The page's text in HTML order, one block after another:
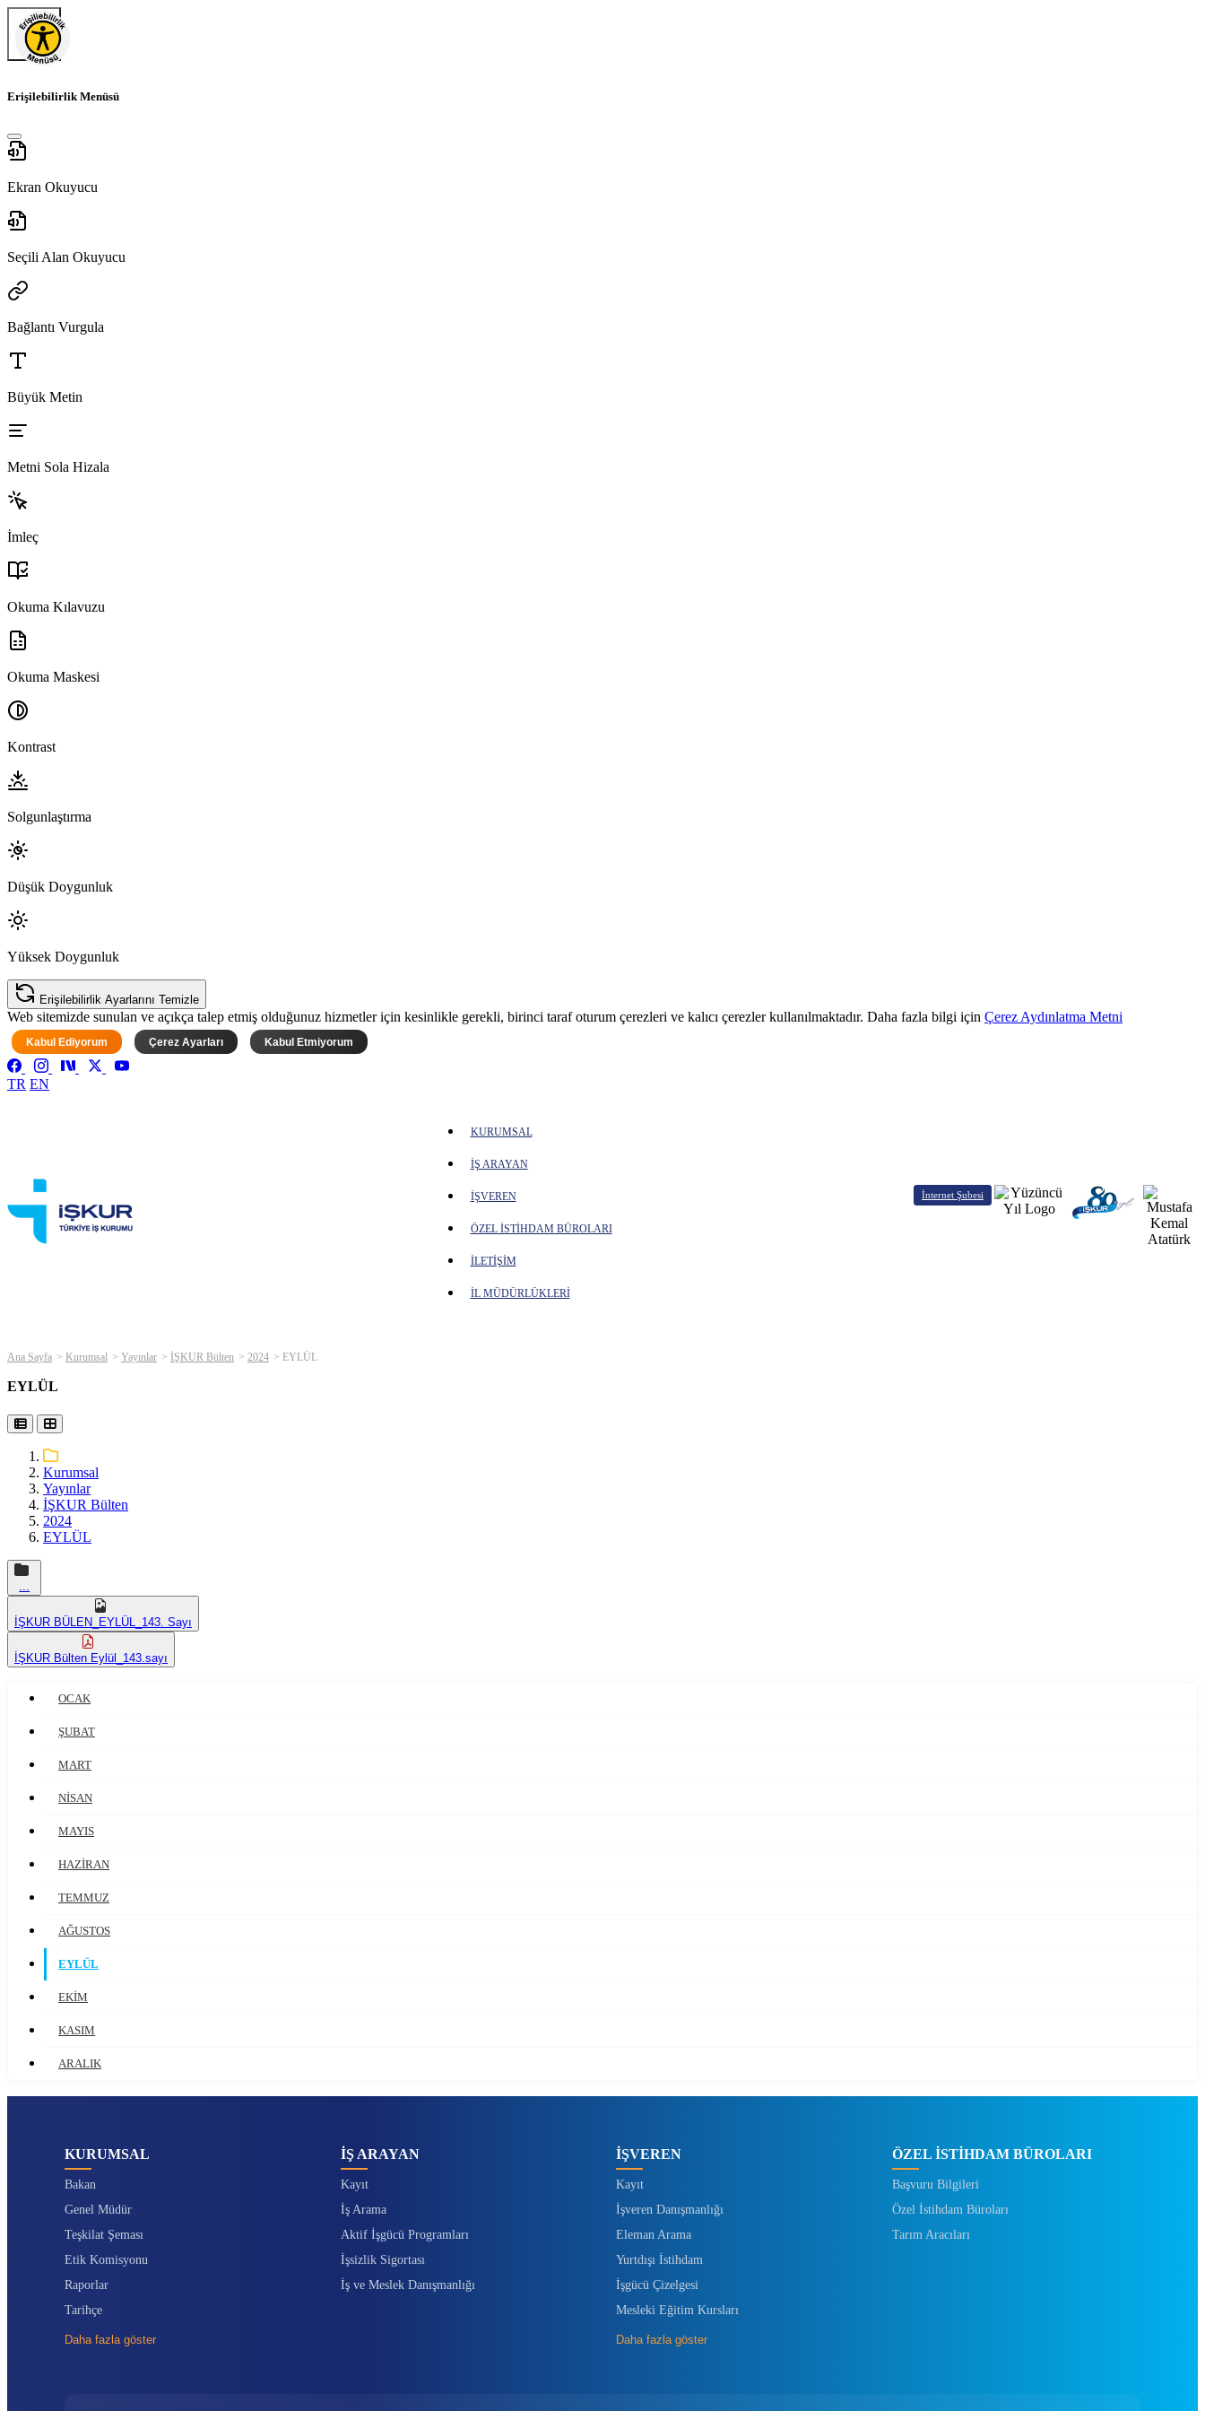
Erişilebilirlik Menüsü
Ekran Okuyucu
Seçili Alan Okuyucu
Bağlantı Vurgula
Büyük Metin
Metni Sola Hizala
İmleç
Okuma Kılavuzu
Okuma Maskesi
Kontrast
Solgunlaştırma
Düşük Doygunluk
Yüksek Doygunluk
Erişilebilirlik Ayarlarını Temizle
Web sitemizde sunulan ve açıkça talep etmiş olduğunuz hizmetler için kesinlikle gerekli, birinci taraf oturum çerezleri ve kalıcı çerezler kullanılmaktadır. Daha fazla bilgi için Çerez Aydınlatma Metni
Kabul Ediyorum Çerez Ayarları Kabul Etmiyorum
TR EN
KURUMSAL
İŞ ARAYAN
İŞVEREN
ÖZEL İSTİHDAM BÜROLARI
İLETİŞİM
İL MÜDÜRLÜKLERİ
İnternet Şubesi
Ana Sayfa Kurumsal Yayınlar İŞKUR Bülten 2024 EYLÜL
EYLÜL
Kurumsal
Yayınlar
İŞKUR Bülten
2024
EYLÜL
İŞKUR BÜLEN_EYLÜL_143. Sayı
İŞKUR Bülten Eylül_143.sayı
OCAK
ŞUBAT
MART
NİSAN
MAYIS
HAZİRAN
TEMMUZ
AĞUSTOS
EYLÜL
EKİM
KASIM
ARALIK
KURUMSAL
Bakan
Genel Müdür
Teşkilat Şeması
Etik Komisyonu
Raporlar
Tarihçe
Daha fazla göster
İŞ ARAYAN
Kayıt
İş Arama
Aktif İşgücü Programları
İşsizlik Sigortası
İş ve Meslek Danışmanlığı
İŞVEREN
Kayıt
İşveren Danışmanlığı
Eleman Arama
Yurtdışı İstihdam
İşgücü Çizelgesi
Mesleki Eğitim Kursları
Daha fazla göster
ÖZEL İSTİHDAM BÜROLARI
Başvuru Bilgileri
Özel İstihdam Büroları
Tarım Aracıları